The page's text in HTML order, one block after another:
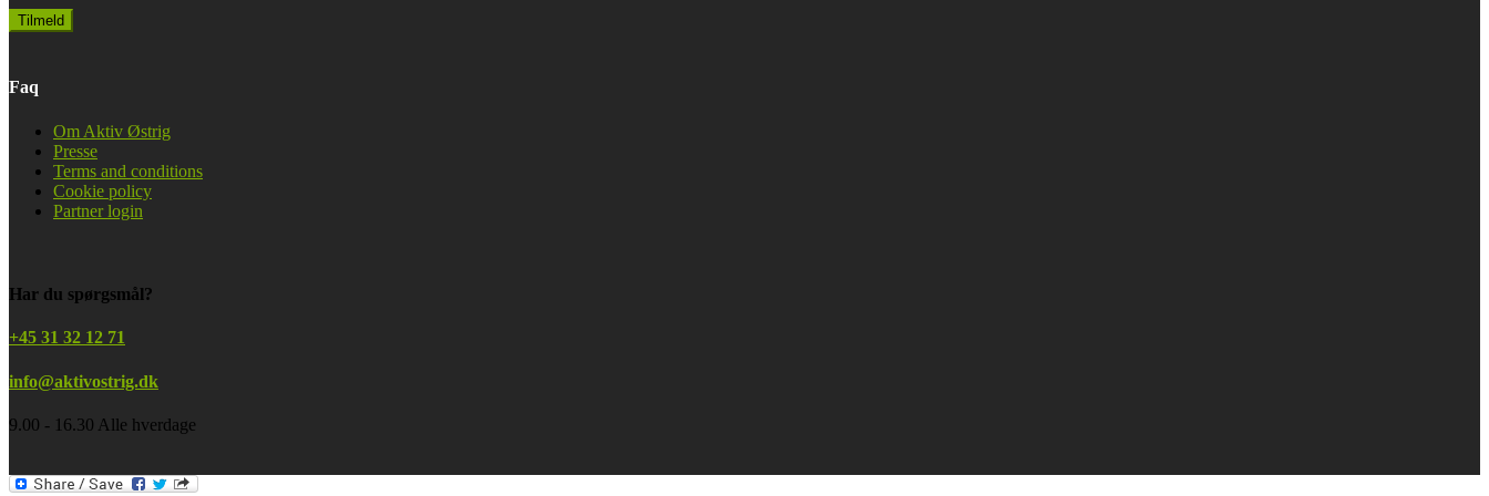
Faq
Om Aktiv Østrig
Presse
Terms and conditions
Cookie policy
Partner login
Har du spørgsmål?
+45 31 32 12 71
info@aktivostrig.dk
9.00 - 16.30 Alle hverdage